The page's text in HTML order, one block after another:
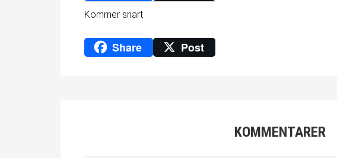
Kommer snart
Share Post
KOMMENTARER